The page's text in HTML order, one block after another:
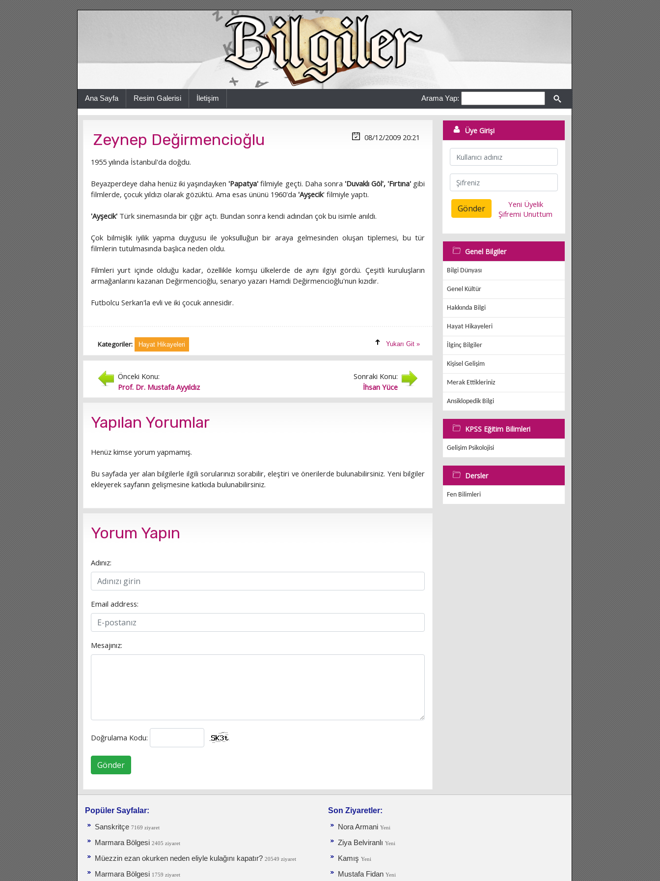
Ana Sayfa Resim Galerisi İletişim Arama Yap:
Zeynep Değirmencioğlu 08/12/2009 20:21
1955 yılında İstanbul'da doğdu.
Beyazperdeye daha henüz iki yaşındayken 'Papatya' filmiyle geçti. Daha sonra 'Duvaklı Göl', 'Fırtına'gibi
filmlerde, çocuk yıldızı olarak gözüktü. Ama esas ününü 1960'da 'Ayşecik' filmiyle yaptı.
'Ayşecik' Türk sinemasında bir çığır açtı. Bundan sonra kendi adından çok bu isimle anıldı.
Çok bilmişlik iyilik yapma duygusu ile yoksulluğun bir araya gelmesinden oluşan tiplemesi, bu tür
filmlerin tutulmasında başlıca neden oldu.
Filmleri yurt içinde olduğu kadar, özellikle komşu ülkelerde de aynı ilgiyi gördü. Çeşitli kuruluşların
armağanlarını kazanan Değirmencioğlu, senaryo yazarı Hamdi Değirmencioğlu'nun kızıdır.
Futbolcu Serkan'la evli ve iki çocuk annesidir.
Kategoriler: Hayat Hikayeleri Yukarı Git »
Önceki Konu:
Prof. Dr. Mustafa Ayyıldız
Sonraki Konu:
İhsan Yüce
Yapılan Yorumlar
Henüz kimse yorum yapmamış.
Bu sayfada yer alan bilgilerle ilgili sorularınızı sorabilir, eleştiri ve önerilerde bulunabilirsiniz. Yeni bilgiler
ekleyerek sayfanın gelişmesine katkıda bulunabilirsiniz.
Yorum Yapın
Adınız:
Email address:
Mesajınız:
Doğrulama Kodu:
Gönder
Üye Girişi
Gönder
Yeni Üyelik
Şifremi Unuttum
Genel Bilgiler
Bilgi Dünyası
Genel Kültür
Hakkında Bilgi
Hayat Hikayeleri
İlginç Bilgiler
Kişisel Gelişim
Merak Ettikleriniz
Ansiklopedik Bilgi
KPSS Eğitim Bilimleri
Gelişim Psikolojisi
Dersler
Fen Bilimleri
Popüler Sayfalar:
Sanskritçe 7169 ziyaret
Marmara Bölgesi 2405 ziyaret
Müezzin ezan okurken neden eliyle kulağını kapatır? 20549 ziyaret
Marmara Bölgesi 1759 ziyaret
Son Ziyaretler:
Nora Armani Yeni
Ziya Belviranlı Yeni
Kamış Yeni
Mustafa Fidan Yeni